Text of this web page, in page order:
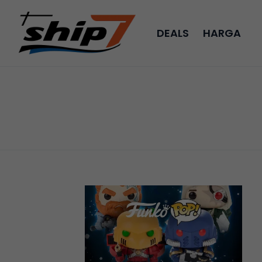
DEALS HARGA